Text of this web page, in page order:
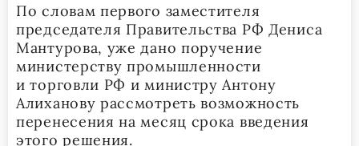
По словам первого заместителя
председателя Правительства РФ Дениса
Мантурова, уже дано поручение
министерству промышленности
и торговли РФ и министру Антону
Алиханову рассмотреть возможность
перенесения на месяц срока введения
этого решения.